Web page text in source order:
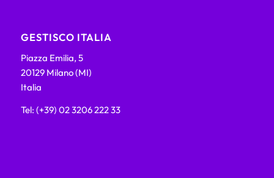
GESTISCO ITALIA
Piazza Emilia, 5
20129 Milano (MI)
Italia
Tel: (+39) 02 3206 222 33